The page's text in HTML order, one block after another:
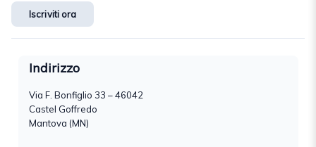
Iscriviti ora
Indirizzo
Via F. Bonfiglio 33 – 46042
Castel Goffredo
Mantova (MN)